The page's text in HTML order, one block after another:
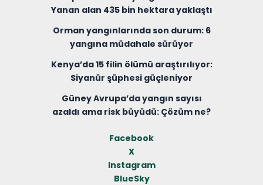
Yanan alan 435 bin hektara yaklaştı
Orman yangınlarında son durum: 6
yangına müdahale sürüyor
Kenya’da 15 filin ölümü araştırılıyor:
Siyanür şüphesi güçleniyor
Güney Avrupa’da yangın sayısı
azaldı ama risk büyüdü: Çözüm ne?
Facebook
X
Instagram
BlueSky